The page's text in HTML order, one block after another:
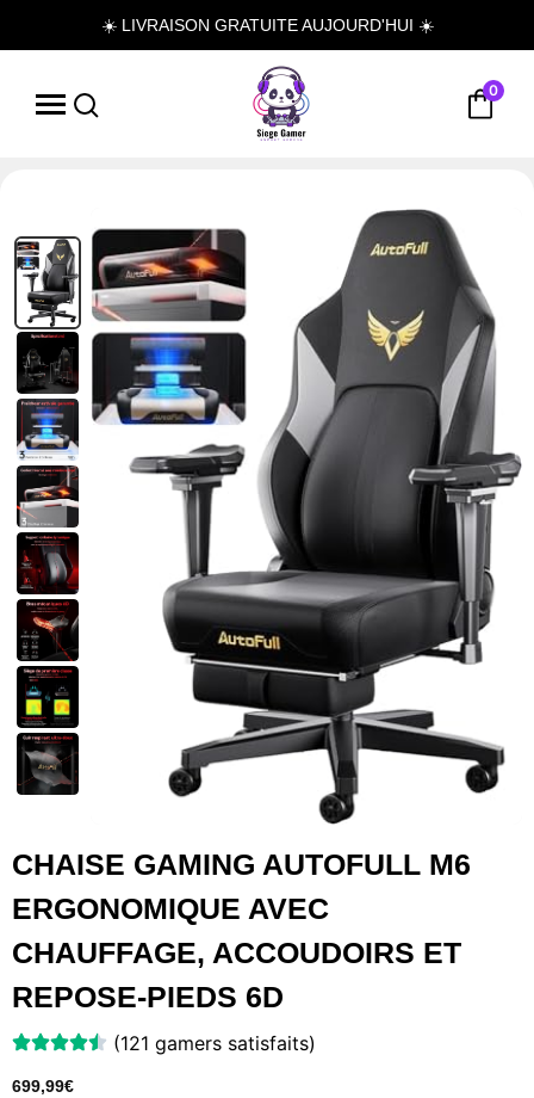
☀️ LIVRAISON GRATUITE AUJOURD'HUI ☀️
0
CHAISE GAMING AUTOFULL M6
ERGONOMIQUE AVEC
CHAUFFAGE, ACCOUDOIRS ET
REPOSE-PIEDS 6D
(121 gamers satisfaits)
699,99€